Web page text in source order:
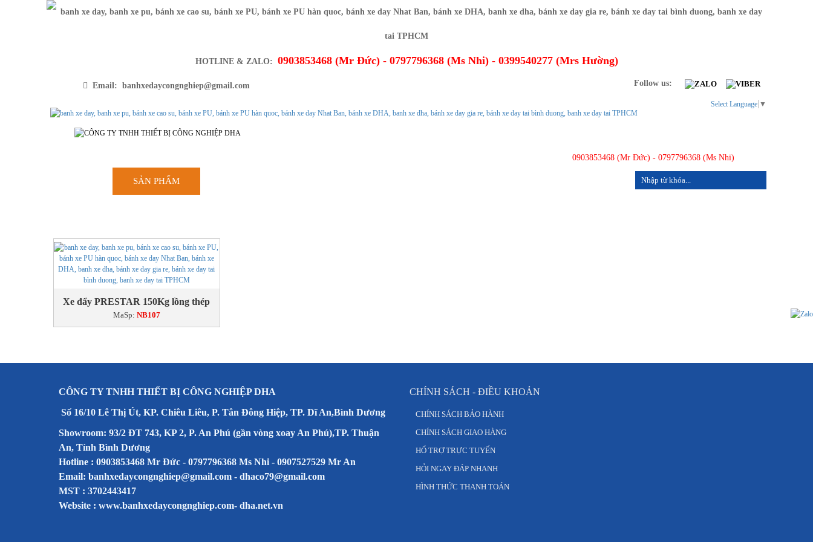
HOTLINE & ZALO: 0903853468 (Mr Đức) - 0797796368 (Ms Nhi) - 0399540277 (Mrs Hường)
Email: banhxedaycongnghiep@gmail.com Follow us:
0903853468 (Mr Đức) - 0797796368 (Ms Nhi)
Select Language ▼
SẢN PHẨM
Xe đẩy PRESTAR 150Kg lồng thép
MaSp: NB107
CÔNG TY TNHH THIẾT BỊ CÔNG NGHIỆP DHA
Số 16/10 Lê Thị Út, KP. Chiêu Liêu, P. Tân Đông Hiệp, TP. Dĩ An,Bình Dương
Showroom: 93/2 ĐT 743, KP 2, P. An Phú (gần vòng xoay An Phú),TP. Thuận
An, Tỉnh Bình Dương
Hotline : 0903853468 Mr Đức - 0797796368 Ms Nhi - 0907527529 Mr An
Email: banhxedaycongnghiep@gmail.com - dhaco79@gmail.com
MST : 3702443417
Website : www.banhxedaycongnghiep.com- dha.net.vn
CHÍNH SÁCH - ĐIỀU KHOẢN
CHÍNH SÁCH BẢO HÀNH
CHÍNH SÁCH GIAO HÀNG
HỔ TRỢ TRỰC TUYẾN
HỎI NGAY ĐÁP NHANH
HÌNH THỨC THANH TOÁN